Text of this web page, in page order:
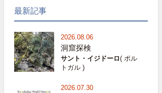
最新記事
2026.08.06
洞窟探検
サント・イジドーロ( ポル
トガル )
2026.07.30